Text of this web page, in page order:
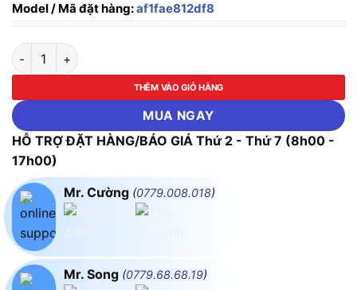
Model / Mã đặt hàng:af1fae812df8
BÓNG ĐÈN ĐƯỜNG 80W DUHAL SDLT080 số lượng
THÊM VÀO GIỎ HÀNG
MUA NGAY
HỖ TRỢ ĐẶT HÀNG/BÁO GIÁ Thứ 2 - Thứ 7 (8h00 -
17h00)
Mr. Cường (0779.008.018)
Mr. Song (0779.68.68.19)